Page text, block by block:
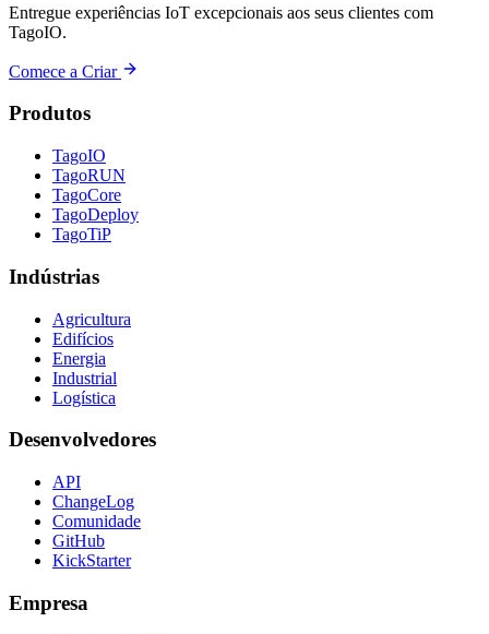
Entregue experiências IoT excepcionais aos seus clientes com
TagoIO.
Comece a Criar
Produtos
TagoIO
TagoRUN
TagoCore
TagoDeploy
TagoTiP
Indústrias
Agricultura
Edifícios
Energia
Industrial
Logística
Desenvolvedores
API
ChangeLog
Comunidade
GitHub
KickStarter
Empresa